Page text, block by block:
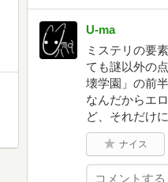
U-ma
ミステリの要
ても謎以外の
壊学園」の前
なんだからエ
ど、それだけ
ナイス